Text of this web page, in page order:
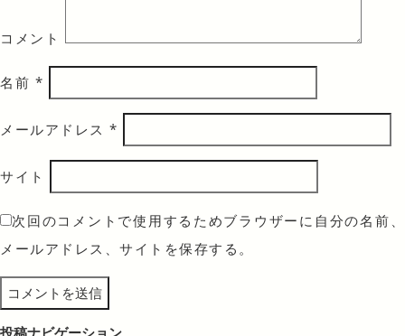
コメント
名前 *
メールアドレス *
サイト
次回のコメントで使用するためブラウザーに自分の名前、
メールアドレス、サイトを保存する。
投稿ナビゲーション